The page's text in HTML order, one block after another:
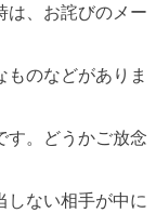
は、お詫びのメー
ものなどがありま
す。どうかご放念
しない相手が中に